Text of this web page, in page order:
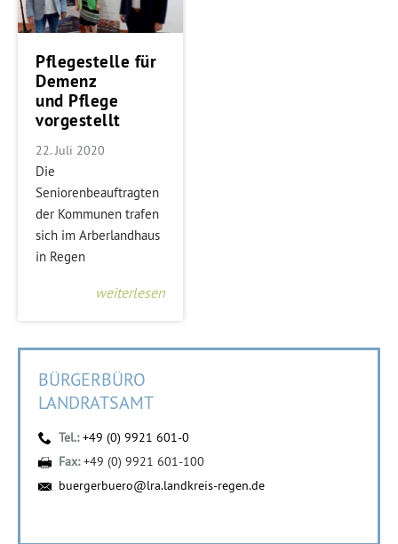
Pflegestelle für
Demenz
und Pflege
vorgestellt
22. Juli 2020
Die
Seniorenbeauftragten
der Kommunen trafen
sich im Arberlandhaus
in Regen
weiterlesen
BÜRGERBÜRO
LANDRATSAMT
Tel.:+49 (0) 9921 601-0
Fax:+49 (0) 9921 601-100
buergerbuero@lra.landkreis-regen.de